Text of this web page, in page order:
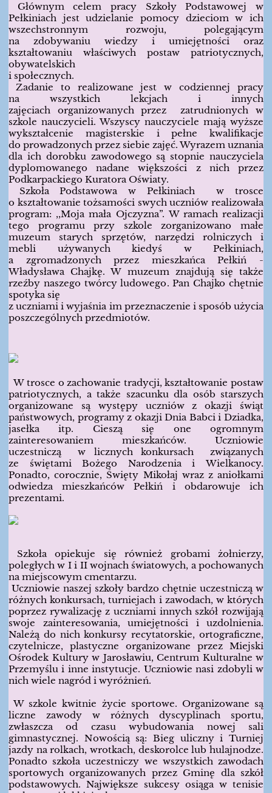
Głównym celem pracy Szkoły Podstawowej w
Pełkiniach jest udzielanie pomocy dzieciom w ich
wszechstronnym rozwoju, polegającym
na zdobywaniu wiedzy i umiejętności oraz
kształtowaniu właściwych postaw patriotycznych,
obywatelskich
i społecznych.
Zadanie to realizowane jest w codziennej pracy
na wszystkich lekcjach i innych
zajęciach organizowanych przez zatrudnionych w
szkole nauczycieli. Wszyscy nauczyciele mają wyższe
wykształcenie magisterskie i pełne kwalifikacje
do prowadzonych przez siebie zajęć. Wyrazem uznania
dla ich dorobku zawodowego są stopnie nauczyciela
dyplomowanego nadane większości z nich przez
Podkarpackiego Kuratora Oświaty.
Szkoła Podstawowa w Pełkiniach w trosce
o kształtowanie tożsamości swych uczniów realizowała
program: ,,Moja mała Ojczyzna”. W ramach realizacji
tego programu przy szkole zorganizowano małe
muzeum starych sprzętów, narzędzi rolniczych i
mebli używanych kiedyś w Pełkiniach,
a zgromadzonych przez mieszkańca Pełkiń -
Władysława Chajkę. W muzeum znajdują się także
rzeźby naszego twórcy ludowego. Pan Chajko chętnie
spotyka się
z uczniami i wyjaśnia im przeznaczenie i sposób użycia
poszczególnych przedmiotów.
W trosce o zachowanie tradycji, kształtowanie postaw
patriotycznych, a także szacunku dla osób starszych
organizowane są występy uczniów z okazji świąt
państwowych, programy z okazji Dnia Babci i Dziadka,
jasełka itp. Cieszą się one ogromnym
zainteresowaniem mieszkańców. Uczniowie
uczestniczą w licznych konkursach związanych
ze świętami Bożego Narodzenia i Wielkanocy.
Ponadto, corocznie, Święty Mikołaj wraz z aniołkami
odwiedza mieszkańców Pełkiń i obdarowuje ich
prezentami.
Szkoła opiekuje się również grobami żołnierzy,
poległych w I i II wojnach światowych, a pochowanych
na miejscowym cmentarzu.
Uczniowie naszej szkoły bardzo chętnie uczestniczą w
różnych konkursach, turniejach i zawodach, w których
poprzez rywalizację z uczniami innych szkół rozwijają
swoje zainteresowania, umiejętności i uzdolnienia.
Należą do nich konkursy recytatorskie, ortograficzne,
czytelnicze, plastyczne organizowane przez Miejski
Ośrodek Kultury w Jarosławiu, Centrum Kulturalne w
Przemyślu i inne instytucje. Uczniowie nasi zdobyli w
nich wiele nagród i wyróżnień.
W szkole kwitnie życie sportowe. Organizowane są
liczne zawody w różnych dyscyplinach sportu,
zwłaszcza od czasu wybudowania nowej sali
gimnastycznej. Nowością są: Bieg uliczny i Turniej
jazdy na rolkach, wrotkach, deskorolce lub hulajnodze.
Ponadto szkoła uczestniczy we wszystkich zawodach
sportowych organizowanych przez Gminę dla szkół
podstawowych. Największe sukcesy osiąga w tenisie